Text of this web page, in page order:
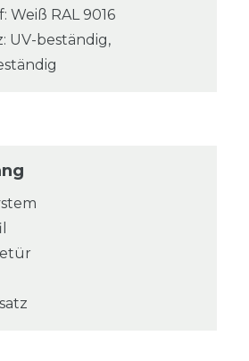
Weiß RAL 9016
UV-beständig,